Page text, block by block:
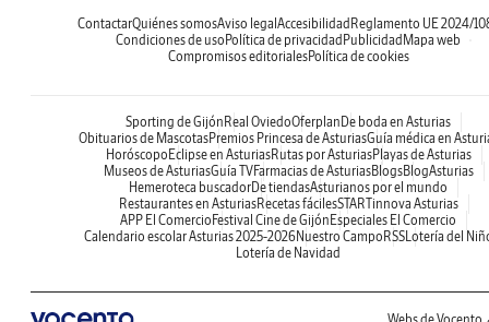
ContactarQuiénes somosAviso legal Accesibilidad Reglamento UE 2024/
Condiciones de uso Política de privacidad Publicidad Mapa web
Compromisos editorialesPolítica de cookies
Sporting de Gijón Real OviedoOferplan De boda en Asturias
Obituarios de MascotasPremios Princesa de AsturiasGuía médica en
Horóscopo Eclipse en AsturiasRutas por AsturiasPlayas de Asturias
Museos de AsturiasGuía TVFarmacias de AsturiasBlogsBlogAsturias
Hemeroteca buscadorDe tiendasAsturianos por el mundo
Restaurantes en AsturiasRecetas fácilesSTARTinnova Asturias
APP El Comercio Festival Cine de Gijón Especiales El Comercio
Calendario escolar Asturias 2025-2026Nuestro Campo RSSLotería del
Lotería de Navidad